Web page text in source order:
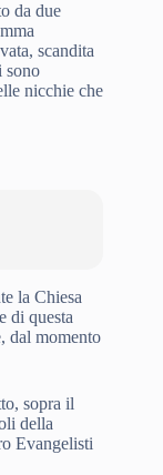
da due
scandita
sono
nicchie che
la Chiesa
di questa
dal momento
sopra il
della
Evangelisti